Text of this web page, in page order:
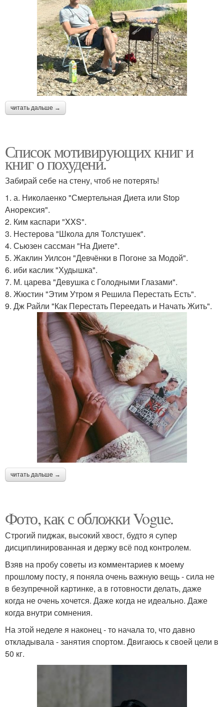
читать дальше →
Список мотивирующих книг и
книг о похудени.
Забирай себе на стену, чтоб не потерять!
1. а. Николаенко "Смертельная Диета или Stop
Анорексия".
2. Ким каспари "XXS".
3. Нестерова "Школа для Толстушек".
4. Сьюзен сассман "На Диете".
5. Жаклин Уилсон "Девчёнки в Погоне за Модой".
6. иби каслик "Худышка".
7. М. царева "Девушка с Голодными Глазами".
8. Жюстин "Этим Утром я Решила Перестать Есть".
9. Дж Райли "Как Перестать Переедать и Начать Жить".
читать дальше →
Фото, как с обложки Vogue.
Строгий пиджак, высокий хвост, будто я супер
дисциплинированная и держу всё под контролем.
Взяв на пробу советы из комментариев к моему
прошлому посту, я поняла очень важную вещь - сила не
в безупречной картинке, а в готовности делать, даже
когда не очень хочется. Даже когда не идеально. Даже
когда внутри сомнения.
На этой неделе я наконец - то начала то, что давно
откладывала - занятия спортом. Двигаюсь к своей цели в
50 кг.